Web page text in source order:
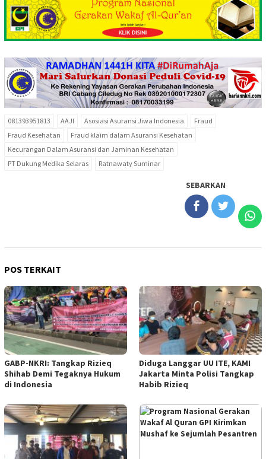
081393951813 AAJI Asosiasi Asuransi Jiwa Indonesia
Fraud
Fraud Kesehatan
Fraud klaim dalam Asuransi Kesehatan
Kecurangan Dalam Asuransi dan Jaminan Kesehatan
PT Dukung Medika Selaras
Ratnawaty Suminar
SEBARKAN
POS TERKAIT
GABP-NKRI: Tangkap Rizieq
Shihab Demi Tegaknya Hukum
di Indonesia
Diduga Langgar UU ITE, KAMI
Jakarta Minta Polisi Tangkap
Habib Rizieq